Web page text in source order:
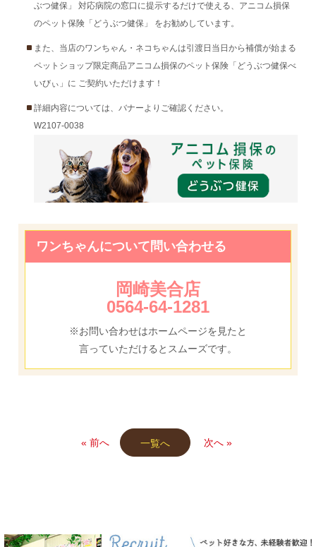
ぶつ健保」 対応病院の窓口に提示するだけで使える、アニコム損保
のペット保険「どうぶつ健保」 をお勧めしています。
また、当店のワンちゃん・ネコちゃんは引渡日当日から補償が始まる
ペットショップ限定商品アニコム損保のペット保険「どうぶつ健保べ
いびぃ」に ご契約いただけます！
詳細内容については、バナーよりご確認ください。
W2107-0038
ワンちゃんについて問い合わせる
岡崎美合店
0564-64-1281
※お問い合わせはホームページを見たと
言っていただけるとスムーズです。
« 前へ 一覧へ 次へ »